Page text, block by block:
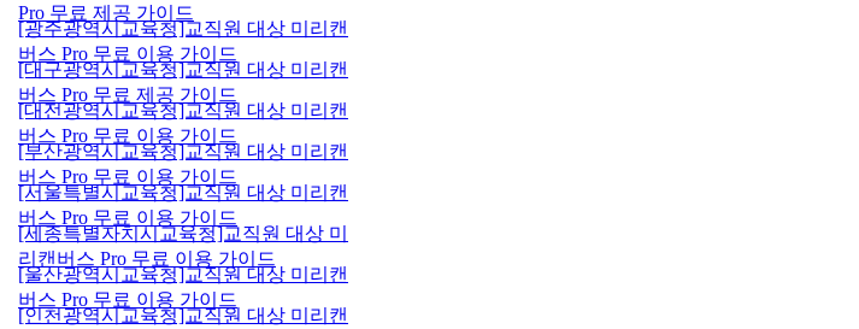
Pro 무료 제공 가이드
[광주광역시교육청]교직원 대상 미리캔
버스 Pro 무료 이용 가이드
[대구광역시교육청]교직원 대상 미리캔
버스 Pro 무료 제공 가이드
[대전광역시교육청]교직원 대상 미리캔
버스 Pro 무료 이용 가이드
[부산광역시교육청]교직원 대상 미리캔
버스 Pro 무료 이용 가이드
[서울특별시교육청]교직원 대상 미리캔
버스 Pro 무료 이용 가이드
[세종특별자치시교육청]교직원 대상 미
리캔버스 Pro 무료 이용 가이드
[울산광역시교육청]교직원 대상 미리캔
버스 Pro 무료 이용 가이드
[인천광역시교육청]교직원 대상 미리캔